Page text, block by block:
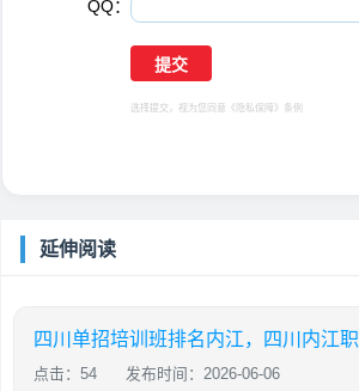
QQ：
选择提交，视为您同意 《隐私保障》 条例
延伸阅读
点击：54 发布时间：2026-06-06